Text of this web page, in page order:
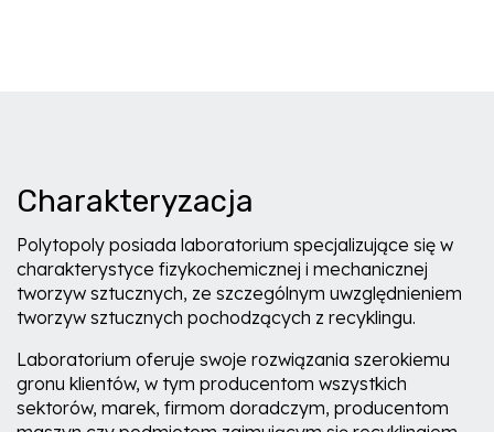
Charakteryzacja
Polytopoly posiada laboratorium specjalizujące się w
charakterystyce fizykochemicznej i mechanicznej
tworzyw sztucznych, ze szczególnym uwzględnieniem
tworzyw sztucznych pochodzących z recyklingu.
Laboratorium oferuje swoje rozwiązania szerokiemu
gronu klientów, w tym producentom wszystkich
sektorów, marek, firmom doradczym, producentom